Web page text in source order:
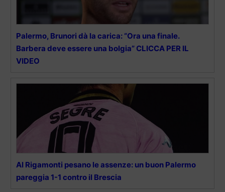
Palermo, Brunori dà la carica: “Ora una finale.
Barbera deve essere una bolgia” CLICCA PER IL
VIDEO
Al Rigamonti pesano le assenze: un buon Palermo
pareggia 1-1 contro il Brescia